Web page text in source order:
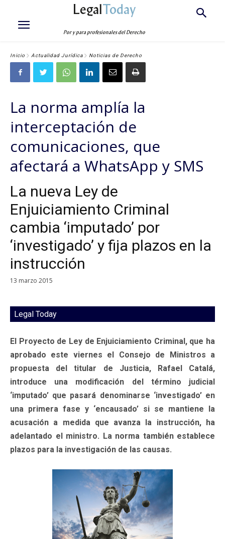
LegalToday
Por y para profesionales del Derecho
Inicio Actualidad Jurídica Noticias de Derecho
La norma amplía la
interceptación de
comunicaciones, que
afectará a WhatsApp y SMS
La nueva Ley de
Enjuiciamiento Criminal
cambia ‘imputado’ por
‘investigado’ y fija plazos en la
instrucción
13 marzo 2015
Legal Today
El Proyecto de Ley de Enjuiciamiento Criminal, que ha
aprobado este viernes el Consejo de Ministros a
propuesta del titular de Justicia, Rafael Catalá,
introduce una modificación del término judicial
‘imputado’ que pasará denominarse ‘investigado’ en
una primera fase y ‘encausado’ si se mantiene la
acusación a medida que avanza la instrucción, ha
adelantado el ministro. La norma también establece
plazos para la investigación de las causas.